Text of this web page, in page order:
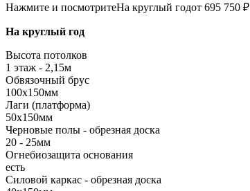
Нажмите и посмотритеНа круглый годот 695 750 ₽
На круглый год
Высота потолков
1 этаж - 2,15м
Обвязочный брус
100х150мм
Лаги (платформа)
50х150мм
Черновые полы - обрезная доска
20 - 25мм
Огнебиозащита основания
есть
Силовой каркас - обрезная доска